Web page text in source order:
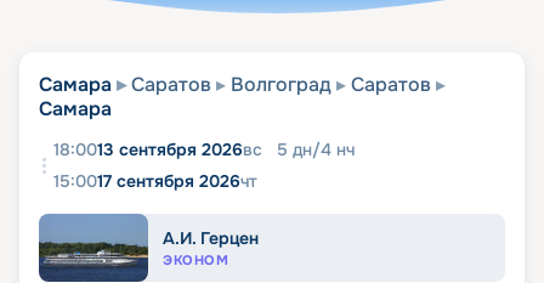
Самара Саратов Волгоград
Саратов
Самара
18:0013 сентября 2026вс 5 дн/4 нч
15:0017 сентября 2026чт
А.И. Герцен
ЭКОНОМ